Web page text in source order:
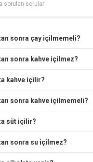
sorulan sorular
sonra çay içilmemeli?
sonra kahve içilmez?
kahve içilir?
sonra kahve içilmemeli?
süt içilir?
sonra su içilmez?